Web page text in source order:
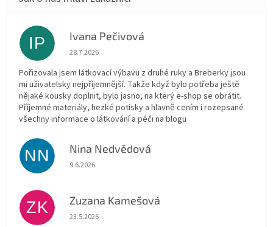
IP Ivana Pečivová
Hodnocení obchodu je 5 z 5 hvězdiček.
28.7.2026
Pořizovala jsem látkovací výbavu z druhé ruky a Breberky jsou
mi uživatelsky nejpříjemnější. Takže když bylo potřeba ještě
nějaké kousky doplnit, bylo jasno, na který e-shop se obrátit.
Příjemné materiály, hezké potisky a hlavně cením i rozepsané
všechny informace o látkování a péči na blogu
NN Nina Nedvědová
Hodnocení obchodu je 5 z 5 hvězdiček.
9.6.2026
ZK Zuzana Kamešová
Hodnocení obchodu je 5 z 5 hvězdiček.
23.5.2026